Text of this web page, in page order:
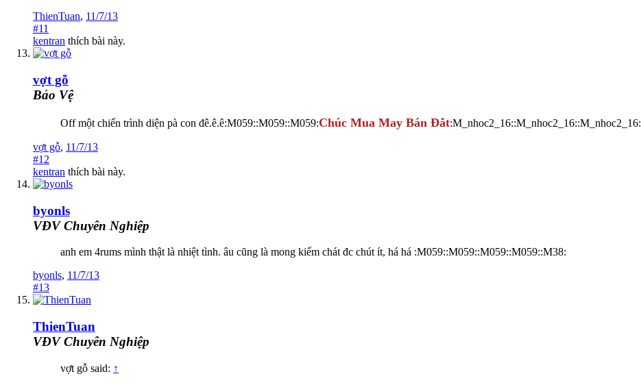
ThienTuan, 11/7/13
#11
kentran thích bài này.
vợt gỗ
Bảo Vệ
Off một chiến trình diện pà con đê.ê.ê:M059::M059::M059:Chúc Mua May Bán Đắt:M_nhoc2_16::M_nhoc2_16::M_nhoc2_16:
vợt gỗ, 11/7/13
#12
kentran thích bài này.
byonls
VĐV Chuyên Nghiệp
anh em 4rums mình thật là nhiệt tình. âu cũng là mong kiếm chát đc chút ít, há há :M059::M059::M059::M059::M38:
byonls, 11/7/13
#13
ThienTuan
VĐV Chuyên Nghiệp
vợt gỗ said: ↑